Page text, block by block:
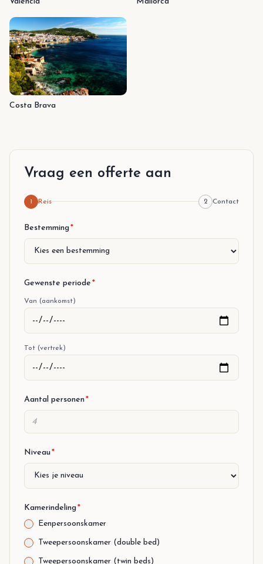
Costa Brava
Vraag een offerte aan
1 Reis 2 Contact
Bestemming*
Gewenste periode *
Van (aankomst)
Tot (vertrek)
Aantal personen*
Niveau*
Kamerindeling*
Eenpersoonskamer
Tweepersoonskamer (double bed)
Tweepersoonskamer (twin beds)